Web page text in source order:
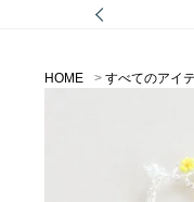
HOME すべてのアイ